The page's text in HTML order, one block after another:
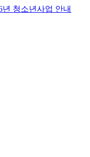
청소년사업 안내